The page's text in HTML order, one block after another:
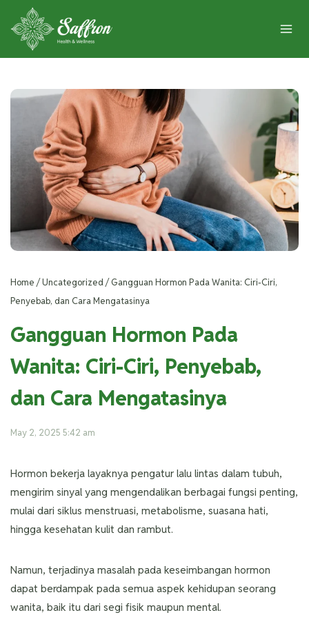
Home /Uncategorized/Gangguan Hormon Pada Wanita: Ciri-Ciri,
Penyebab, dan Cara Mengatasinya
Gangguan Hormon Pada
Wanita: Ciri-Ciri, Penyebab,
dan Cara Mengatasinya
May 2, 2025 5:42 am
Hormon bekerja layaknya pengatur lalu lintas dalam tubuh,
mengirim sinyal yang mengendalikan berbagai fungsi penting,
mulai dari siklus menstruasi, metabolisme, suasana hati,
hingga kesehatan kulit dan rambut.
Namun, terjadinya masalah pada keseimbangan hormon
dapat berdampak pada semua aspek kehidupan seorang
wanita, baik itu dari segi fisik maupun mental.